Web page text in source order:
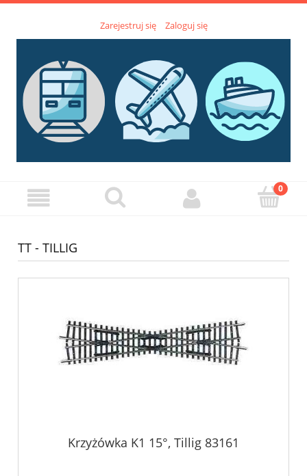
Zarejestruj się Zaloguj się
TT - TILLIG
Krzyżówka K1 15°, Tillig 83161